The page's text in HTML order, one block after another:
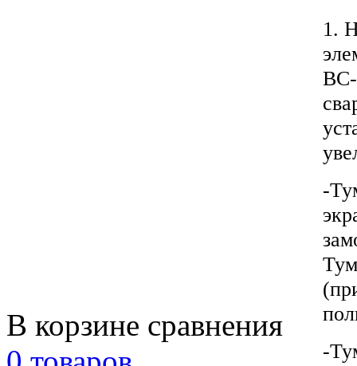
В корзине сравнения
1.
ВС-
-
-